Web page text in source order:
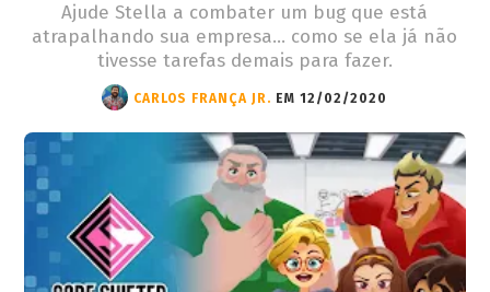
Ajude Stella a combater um bug que está
atrapalhando sua empresa… como se ela já não
tivesse tarefas demais para fazer.
CARLOS FRANÇA JR. EM 12/02/2020